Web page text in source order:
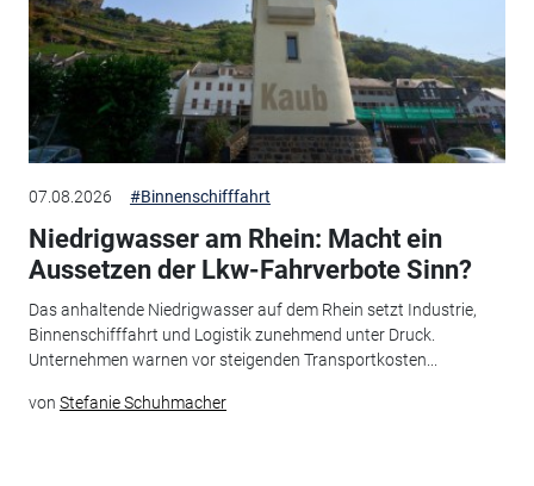
07.08.2026 #Binnenschifffahrt
Niedrigwasser am Rhein: Macht ein
Aussetzen der Lkw-Fahrverbote Sinn?
Das anhaltende Niedrigwasser auf dem Rhein setzt Industrie,
Binnenschifffahrt und Logistik zunehmend unter Druck.
Unternehmen warnen vor steigenden Transportkosten...
von Stefanie Schuhmacher